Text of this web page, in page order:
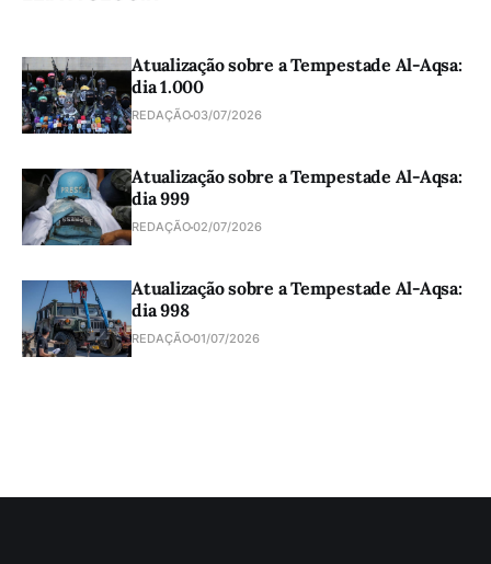
Atualização sobre a Tempestade Al-Aqsa:
dia 1.000
REDAÇÃO03/07/2026
Atualização sobre a Tempestade Al-Aqsa:
dia 999
REDAÇÃO02/07/2026
Atualização sobre a Tempestade Al-Aqsa:
dia 998
REDAÇÃO01/07/2026